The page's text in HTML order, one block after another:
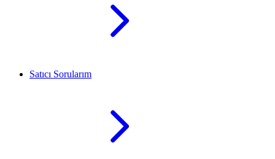
Satıcı Sorularım